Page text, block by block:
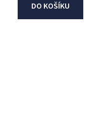
DO KOŠÍKU